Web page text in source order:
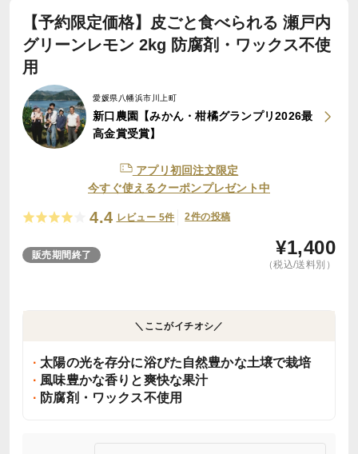
【予約限定価格】皮ごと食べられる 瀬戸内
グリーンレモン 2kg 防腐剤・ワックス不使
用
愛媛県八幡浜市川上町
新口農園【みかん・柑橘グランプリ2026最
高金賞受賞】
アプリ初回注文限定
今すぐ使えるクーポンプレゼント中
4.4 レビュー 5件 2件の投稿
販売期間終了 ¥1,400
（税込/送料別）
＼ここがイチオシ／
太陽の光を存分に浴びた自然豊かな土壌で栽培
風味豊かな香りと爽快な果汁
防腐剤・ワックス不使用